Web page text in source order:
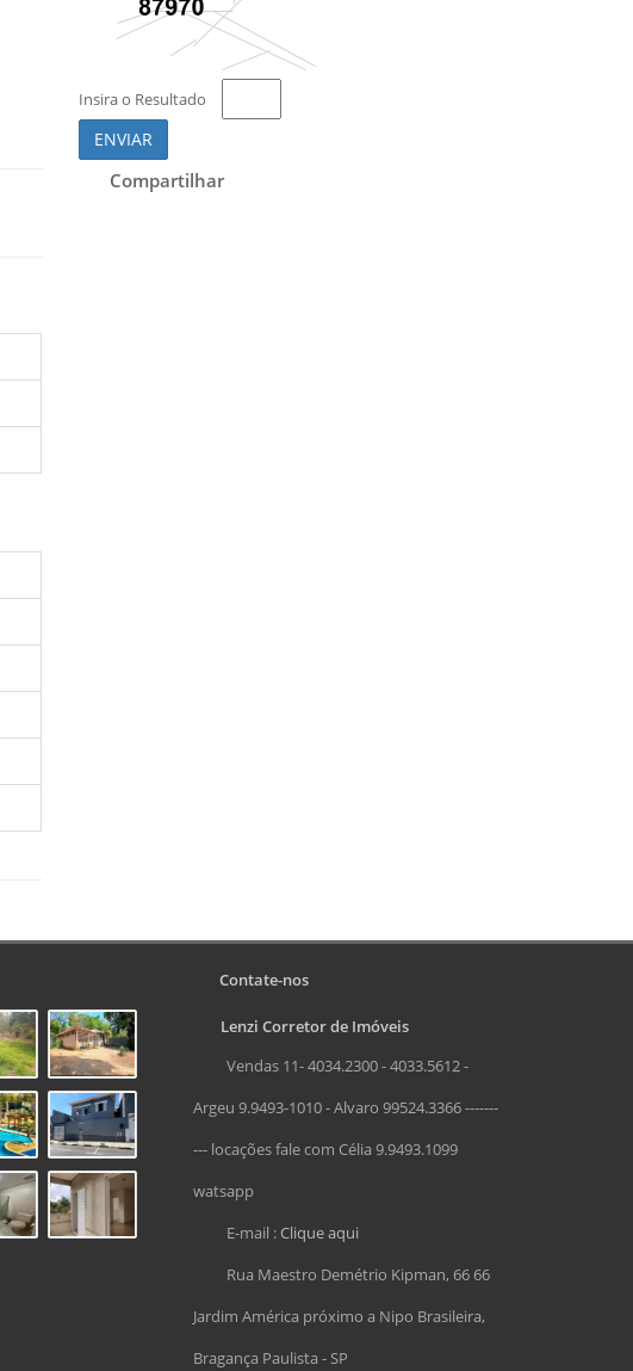
Insira o Resultado
ENVIAR
Compartilhar
Contate-nos
Lenzi Corretor de Imóveis
Vendas 11- 4034.2300 - 4033.5612 -
Argeu 9.9493-1010 - Alvaro 99524.3366 -------
--- locações fale com Célia 9.9493.1099
watsapp
E-mail :Clique aqui
Rua Maestro Demétrio Kipman, 66 66
Jardim América próximo a Nipo Brasileira,
Bragança Paulista - SP